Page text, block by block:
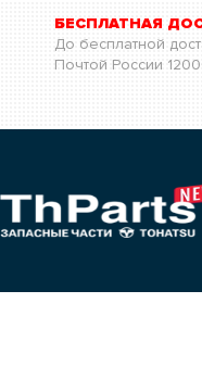
БЕСПЛАТНАЯ
До бесплатной
Почтой России